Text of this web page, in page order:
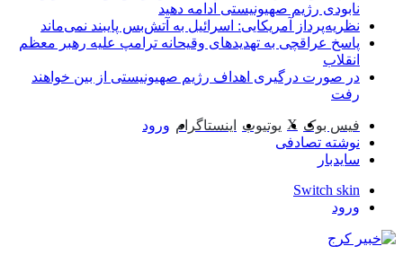
نابودی رژیم صهیونیستی ادامه دهید
نظریه‌پرداز آمریکایی: اسرائیل به آتش‌بس پایبند نمی‌ماند
پاسخ عراقچی به تهدیدهای وقیحانه ترامپ علیه رهبر معظم
انقلاب
در صورت درگیری اهداف رژیم صهیونیستی از بین خواهند
رفت
فیس بوک X یوتیوب اینستاگرام ورود
نوشته تصادفی
سایدبار
Switch skin
ورود